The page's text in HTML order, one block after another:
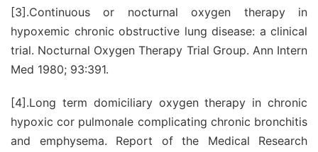
[3].Continuous or nocturnal oxygen therapy in
hypoxemic chronic obstructive lung disease: a clinical
trial. Nocturnal Oxygen Therapy Trial Group. Ann Intern
Med 1980; 93:391.
[4].Long term domiciliary oxygen therapy in chronic
hypoxic cor pulmonale complicating chronic bronchitis
and emphysema. Report of the Medical Research